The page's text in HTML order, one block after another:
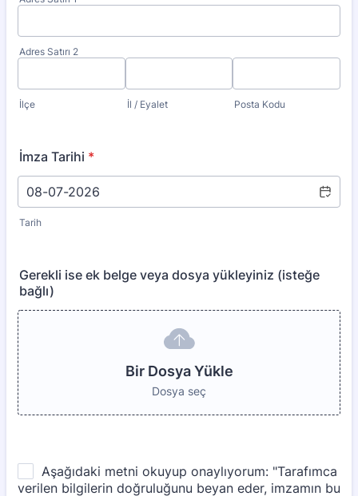
Adres Satırı 2
İlçe İl / Eyalet Posta Kodu
İmza Tarihi *
Tarih
Gerekli ise ek belge veya dosya yükleyiniz (isteğe
bağlı)
Bir Dosya Yükle
Dosya seç